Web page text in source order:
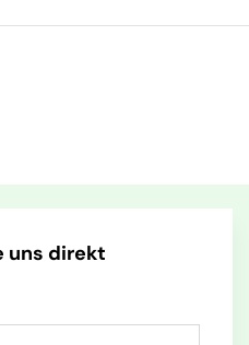
uns direkt